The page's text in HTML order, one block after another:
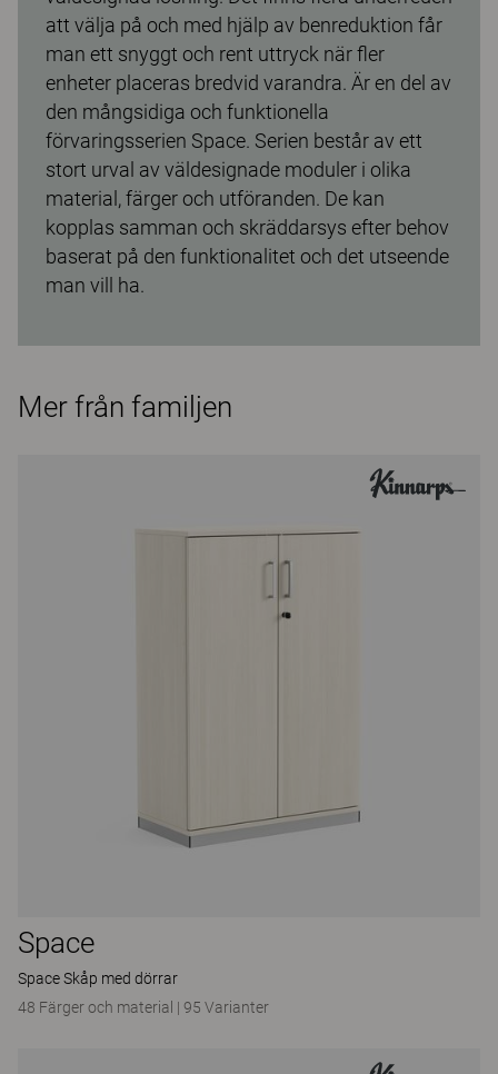
att välja på och med hjälp av benreduktion får
man ett snyggt och rent uttryck när fler
enheter placeras bredvid varandra. Är en del av
den mångsidiga och funktionella
förvaringsserien Space. Serien består av ett
stort urval av väldesignade moduler i olika
material, färger och utföranden. De kan
kopplas samman och skräddarsys efter behov
baserat på den funktionalitet och det utseende
man vill ha.
Mer från familjen
Space
Space Skåp med dörrar
48 Färger och material | 95 Varianter